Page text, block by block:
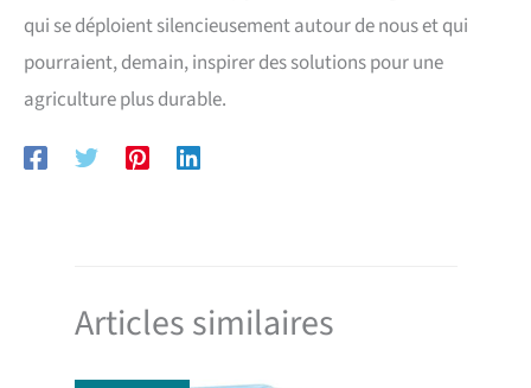
qui se déploient silencieusement autour de nous et qui
pourraient, demain, inspirer des solutions pour une
agriculture plus durable.
Articles similaires